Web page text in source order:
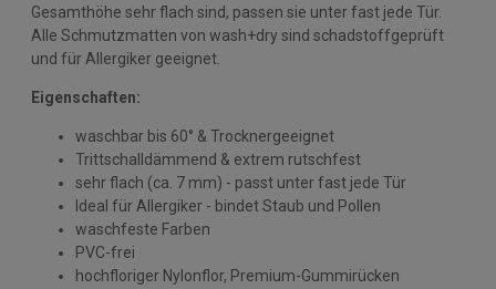
Gesamthöhe sehr flach sind, passen sie unter fast jede Tür.
Alle Schmutzmatten von wash+dry sind schadstoffgeprüft
und für Allergiker geeignet.
Eigenschaften:
waschbar bis 60° & Trocknergeeignet
Trittschalldämmend & extrem rutschfest
sehr flach (ca. 7 mm) - passt unter fast jede Tür
Ideal für Allergiker - bindet Staub und Pollen
waschfeste Farben
PVC-frei
hochfloriger Nylonflor, Premium-Gummirücken